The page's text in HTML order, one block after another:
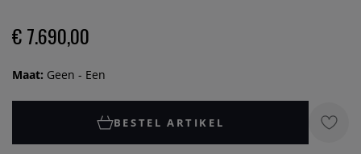
€ 7.690,00
Maat: Geen - Een
BESTEL ARTIKEL